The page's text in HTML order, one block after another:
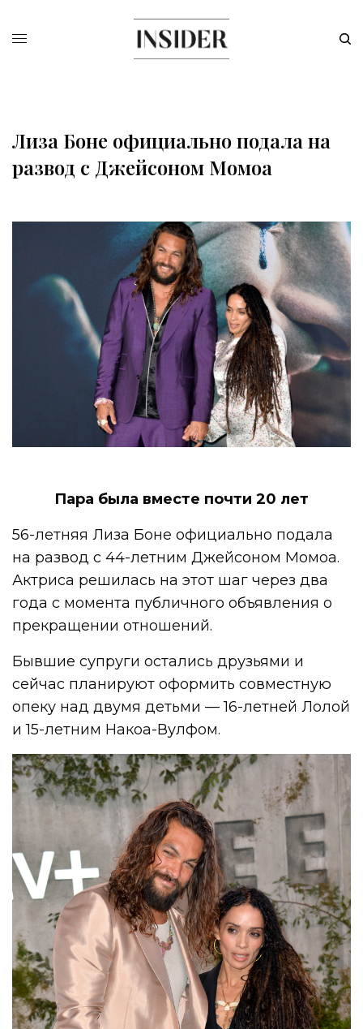
Лиза Боне официально подала на
развод с Джейсоном Момоа
Пара была вместе почти 20 лет
56-летняя Лиза Боне официально подала
на развод с 44-летним Джейсоном Момоа.
Актриса решилась на этот шаг через два
года с момента публичного объявления о
прекращении отношений.
Бывшие супруги остались друзьями и
сейчас планируют оформить совместную
опеку над двумя детьми — 16-летней Лолой
и 15-летним Накоа-Вулфом.